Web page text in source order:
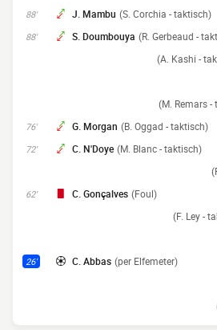
88' J. Mambu (S. Corchia - taktisch)
88' S. Doumbouya (R. Gerbeaud -
(A. Kashi -
(M. Remars -
76' G. Morgan (B. Oggad - taktisch)
72' C. N'Doye (M. Blanc - taktisch)
62' C. Gonçalves (Foul)
(F. Ley -
26' C. Abbas (per Elfemeter)